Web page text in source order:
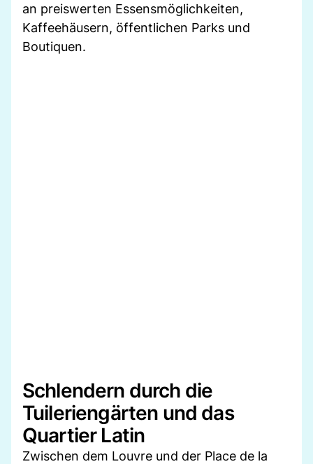
an preiswerten Essensmöglichkeiten,
Kaffeehäusern, öffentlichen Parks und
Boutiquen.
Schlendern durch die
Tuileriengärten und das
Quartier Latin
Zwischen dem Louvre und der Place de la